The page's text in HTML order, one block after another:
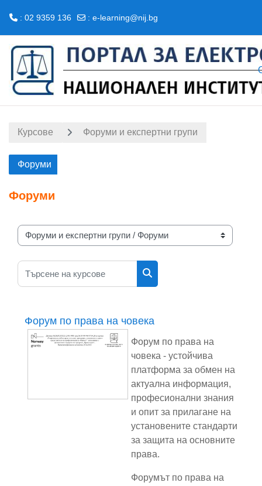
: 02 9359 136 : e-learning@nij.bg
Курсове Форуми и експертни групи
Форуми
Форуми
Категории курсове
Търсене на курсове
Търсене на курсове
Форум по права на човека
Форум по права на
човека - устойчива
платформа за обмен на
актуална информация,
професионални знания
и опит за прилагане на
установените стандарти
за защита на основните
права.
Форумът по права на